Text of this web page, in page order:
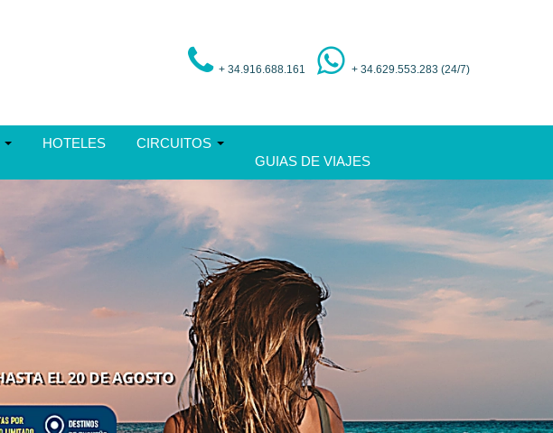
+ 34.916.688.161 + 34.629.553.283 (24/7)
HOTELES
CIRCUITOS
GUIAS DE VIAJES